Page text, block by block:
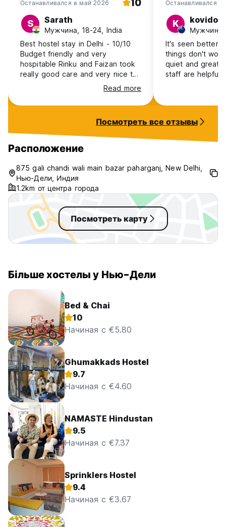
Останавливался в май 2026
S Sarath
Мужчина, 18-24, India
Best hostel stay in Delhi - 10/10
Budget friendly and very
hospitable Rinku and Faizan took
really good care and very nice to
us. Neat and comfortable place.
Read more
Останавливался в
K kovido
It's seen better
things don't
quiet and great
staff are helpful
Посмотреть все отзывы
Расположение
875 gali chandi wali main bazar paharganj, New Delhi,
Нью-Дели, Индия
1.2km от центра города
Посмотреть карту
Більше хостелы у Нью-Дели
Bed & Chai
10
Начиная с €5.80
Ghumakkads Hostel
9.7
Начиная с €4.60
NAMASTE Hindustan
9.5
Начиная с €7.37
Sprinklers Hostel
9.4
Начиная с €3.67